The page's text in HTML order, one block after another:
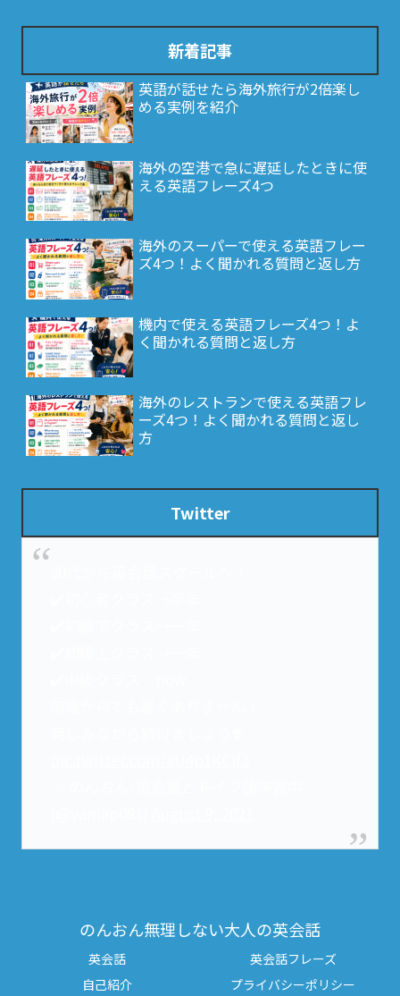
新着記事
英語が話せたら海外旅行が2倍楽し
める実例を紹介
海外の空港で急に遅延したときに使
える英語フレーズ4つ
海外のスーパーで使える英語フレー
ズ4つ！よく聞かれる質問と返し方
機内で使える英語フレーズ4つ！よ
く聞かれる質問と返し方
海外のレストランで使える英語フレ
ーズ4つ！よく聞かれる質問と返し
方
Twitter
のんおん無理しない大人の英会話
英会話
英会話フレーズ
自己紹介
プライバシーポリシー